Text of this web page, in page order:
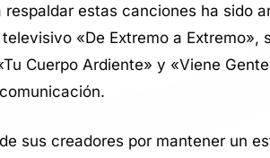
estas canciones ha sido
«De Extremo a Extremo»,
Cuerpo Ardiente» y «Viene
sus creadores por mantener un